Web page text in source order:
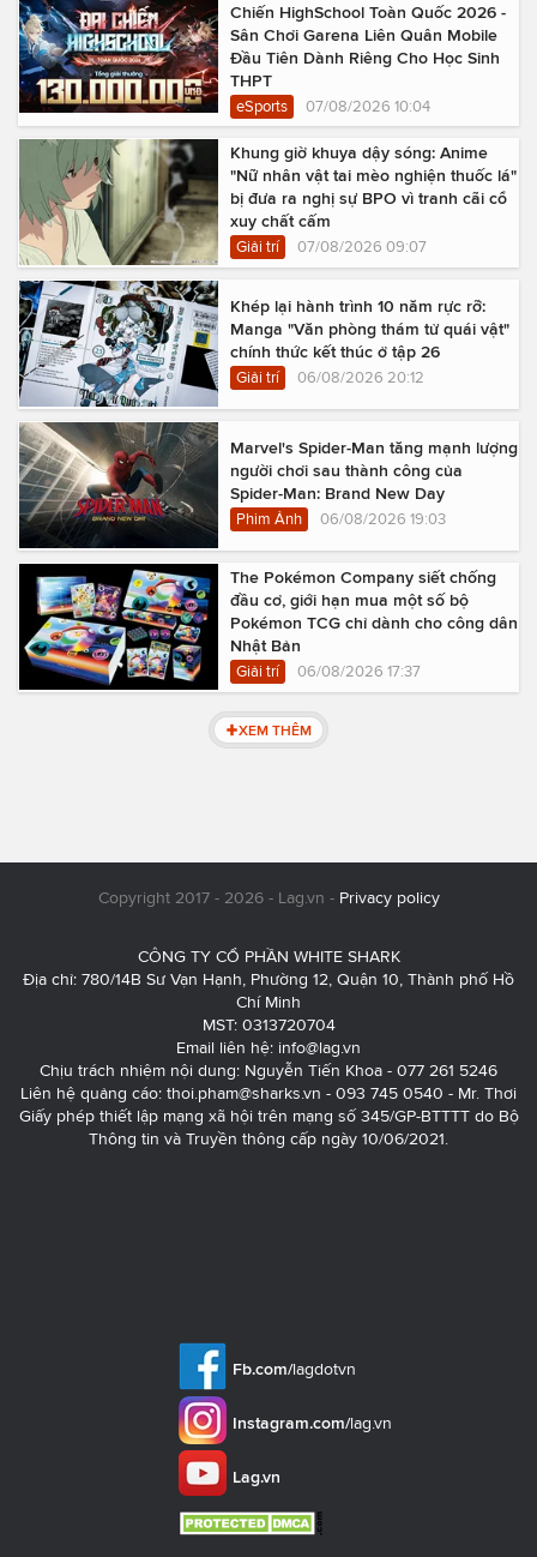
Chiến HighSchool Toàn Quốc 2026 -
Sân Chơi Garena Liên Quân Mobile
Đầu Tiên Dành Riêng Cho Học Sinh
THPT
eSports 07/08/2026 10:04
Khung giờ khuya dậy sóng: Anime
"Nữ nhân vật tai mèo nghiện thuốc lá"
bị đưa ra nghị sự BPO vì tranh cãi cổ
xuy chất cấm
Giải trí 07/08/2026 09:07
Khép lại hành trình 10 năm rực rỡ:
Manga "Văn phòng thám tử quái vật"
chính thức kết thúc ở tập 26
Giải trí 06/08/2026 20:12
Marvel's Spider-Man tăng mạnh lượng
người chơi sau thành công của
Spider-Man: Brand New Day
Phim Ảnh 06/08/2026 19:03
The Pokémon Company siết chống
đầu cơ, giới hạn mua một số bộ
Pokémon TCG chỉ dành cho công dân
Nhật Bản
Giải trí 06/08/2026 17:37
XEM THÊM
Copyright 2017 - 2026 - Lag.vn - Privacy policy
CÔNG TY CỔ PHẦN WHITE SHARK
Địa chỉ: 780/14B Sư Vạn Hạnh, Phường 12, Quận 10, Thành phố Hồ
Chí Minh
MST: 0313720704
Email liên hệ: info@lag.vn
Chịu trách nhiệm nội dung: Nguyễn Tiến Khoa - 077 261 5246
Liên hệ quảng cáo: thoi.pham@sharks.vn - 093 745 0540 - Mr. Thơi
Giấy phép thiết lập mạng xã hội trên mạng số 345/GP-BTTTT do Bộ
Thông tin và Truyền thông cấp ngày 10/06/2021.
Fb.com/lagdotvn
Instagram.com/lag.vn
Lag.vn